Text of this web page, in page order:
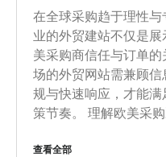
在全球采购趋于理性
业的外贸建站不仅是
美采购商信任与订单
场的外贸网站需兼顾
规与快速响应，才能
策节奏。 理解欧美采
查看全部